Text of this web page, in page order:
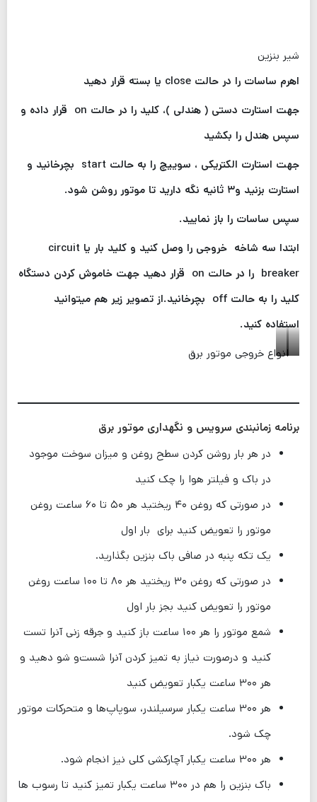
شیر بنزین
اهرم ساسات را در حالت close یا بسته قرار دهید
جهت استارت دستی ( هندلی )، کلید را در حالت on قرار داده و
سپس هندل را بکشید
جهت استارت الکتریکی ، سوییچ را به حالت start بچرخانید و
استارت بزنید و۳ ثانیه نگه دارید تا موتور روشن شود.
سپس ساسات را باز نمایید.
ابتدا سه شاخه خروجی را وصل کنید و کلید بار یا circuit
breaker را در حالت on قرار دهید جهت خاموش کردن دستگاه
کلید را به حالت off بچرخانید.از تصویر زیر هم میتوانید
استفاده کنید.
سهدو
انواع خروجی موتور برق
برنامه زمانبندی سرویس و نگهداری موتور برق
در هر بار روشن کردن سطح روغن و میزان سوخت موجود
در باک و فیلتر هوا را چک کنید
در صورتی که روغن ۴۰ ریختید هر ۵۰ تا ۶۰ ساعت روغن
موتور را تعویض کنید برای بار اول
یک تکه پنبه در صافی باک بنزین بگذارید.
در صورتی که روغن ۳۰ ریختید هر ۸۰ تا ۱۰۰ ساعت روغن
موتور را تعویض کنید بجز بار اول
شمع موتور را هر ۱۰۰ ساعت باز کنید و جرقه زنی آنرا تست
کنید و درصورت نیاز به تمیز کردن آنرا شست‌و شو دهید و
هر ۳۰۰ ساعت یکبار تعویض کنید
هر ۳۰۰ ساعت یکبار سرسیلندر، سوپاپ‌ها و متحرکات موتور
چک شود.
هر ۳۰۰ ساعت یکبار آچارکشی کلی نیز انجام شود.
باک بنزین را هم در ۳۰۰ ساعت یکبار تمیز کنید تا رسوب ها